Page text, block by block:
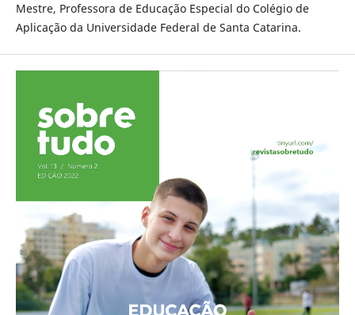
Mestre, Professora de Educação Especial do Colégio de
Aplicação da Universidade Federal de Santa Catarina.